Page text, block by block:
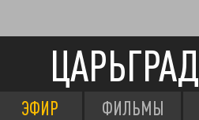
ЦАРЬГРАД
ЭФИР ФИЛЬМЫ